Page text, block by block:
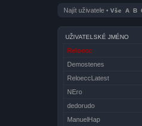
Najít uživatele • Vše A B
UŽIVATELSKÉ JMÉNO
Reloecc
Demostenes
ReloeccLatest
NEro
dedorudo
ManuelHap